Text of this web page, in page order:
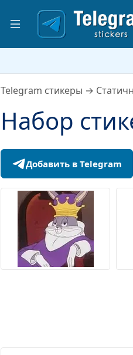
Telegram стикеры →
Набор
Добавить в Telegram